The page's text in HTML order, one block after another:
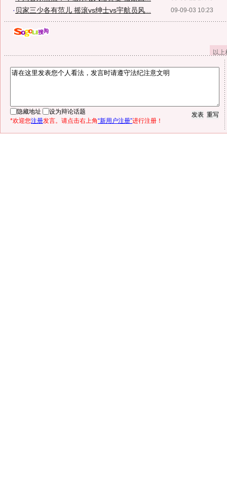
09-09-03 10:23
· 贝家三少各有范儿 摇滚vs绅士vs宇航员风...
以
隐藏地址
设为辩论话题
*欢迎您注册发言。请点击右上角“新用户注册”进行注册！